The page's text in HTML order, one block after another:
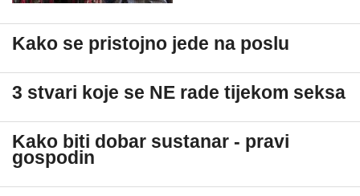
Kako se pristojno jede na poslu
3 stvari koje se NE rade tijekom seksa
Kako biti dobar sustanar - pravi
gospodin